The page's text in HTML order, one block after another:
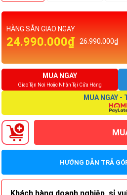
HÀNG SẴN GIAO NGAY
24.990.000₫ 26.990.000₫
MUA NGAY
Giao Tận Nơi Hoặc Nhận Tại Cửa Hàng
MUA NGAY -
HƯỚNG DẪN TRẢ